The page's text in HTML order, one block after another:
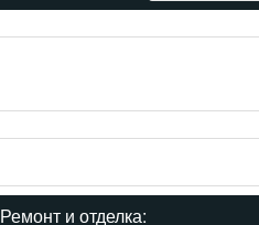
Ремонт и отделка: